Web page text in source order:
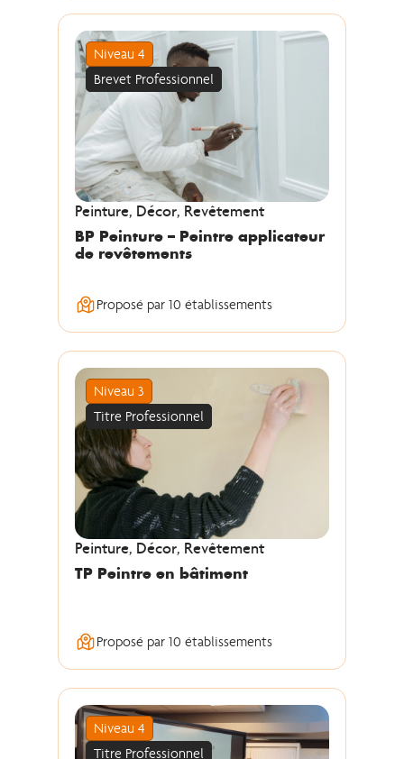
Niveau 4
Brevet Professionnel
Peinture, Décor, Revêtement
BP Peinture – Peintre applicateur
de revêtements
Proposé par 10 établissements
Niveau 3
Titre Professionnel
Peinture, Décor, Revêtement
TP Peintre en bâtiment
Proposé par 10 établissements
Niveau 4
Titre Professionnel